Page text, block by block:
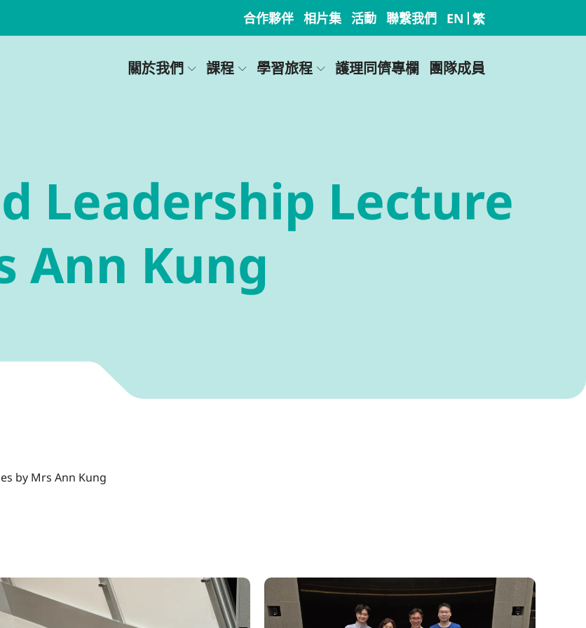
合作夥伴 相片集 活動 聯繫我們 EN 繁
關於我們 課程 學習旅程 護理同儕專欄 團隊成員
Leadership Lecture
Ann Kung
by Mrs Ann Kung